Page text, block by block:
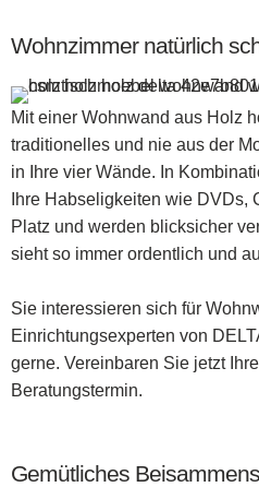
Wohnzimmer natürlich
Mit einer Wohnwand aus Holz
traditionelles und nie aus der
in Ihre vier Wände. In
Ihre Habseligkeiten wie DVDs,
Platz und werden blicksicher
sieht so immer ordentlich und
Sie interessieren sich für
Einrichtungsexperten von
gerne. Vereinbaren Sie jetzt
Beratungstermin.
Gemütliches